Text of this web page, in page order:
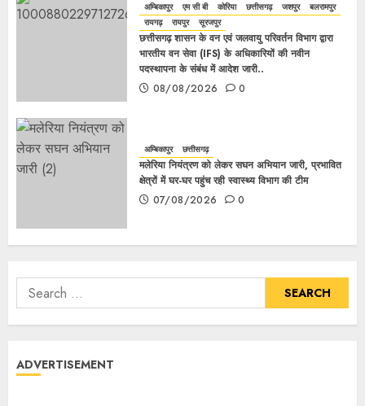
अम्बिकापुर एम सी बी कोरिया छत्तीसगढ़ जशपुर
बलरामपुर
रायगढ़
रायपुर सूरजपुर
छत्तीसगढ़ शासन के वन एवं जलवायु परिवर्तन विभाग द्वारा
भारतीय वन सेवा (IFS) के अधिकारियों की नवीन
पदस्थापना के संबंध में आदेश जारी..
08/08/2026
0
अम्बिकापुर छत्तीसगढ़
मलेरिया नियंत्रण को लेकर सघन अभियान जारी, प्रभावित
क्षेत्रों में घर-घर पहुंच रही स्वास्थ्य विभाग की टीम
07/08/2026
0
ADVERTISEMENT